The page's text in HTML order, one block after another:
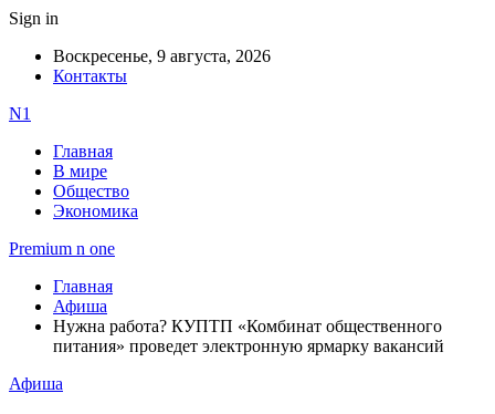
Sign in
Воскресенье, 9 августа, 2026
Контакты
N1
Главная
В мире
Общество
Экономика
Premium n one
Главная
Афиша
Нужна работа? КУПТП «Комбинат общественного
питания» проведет электронную ярмарку вакансий
Афиша